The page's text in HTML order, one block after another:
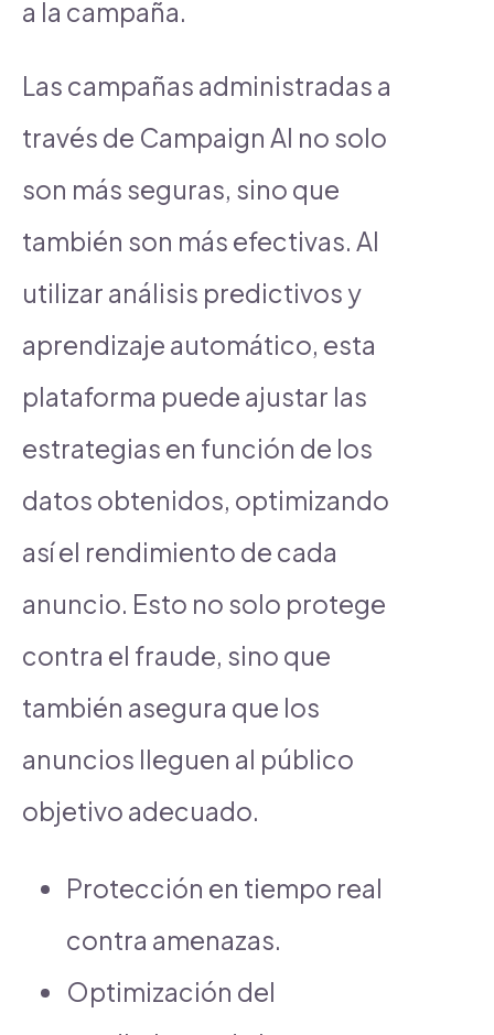
a la campaña.
Las campañas administradas a
través de Campaign AI no solo
son más seguras, sino que
también son más efectivas. Al
utilizar análisis predictivos y
aprendizaje automático, esta
plataforma puede ajustar las
estrategias en función de los
datos obtenidos, optimizando
así el rendimiento de cada
anuncio. Esto no solo protege
contra el fraude, sino que
también asegura que los
anuncios lleguen al público
objetivo adecuado.
Protección en tiempo real
contra amenazas.
Optimización del